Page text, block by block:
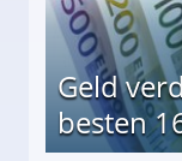
Geld
besten